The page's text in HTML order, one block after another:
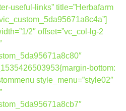
useful-links” title=”Herbafarm
2″ offset=”vc_col-lg-2
bottom:
style_menu=”style02″